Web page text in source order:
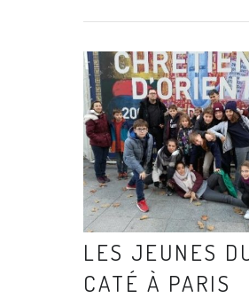
LES JEUNES
CATÉ À PARIS